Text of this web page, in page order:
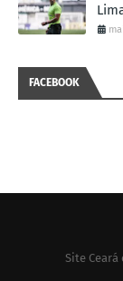
FACEBOOK
Site